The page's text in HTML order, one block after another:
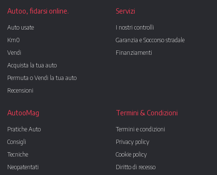
Autoo, fidarsi online.
Auto usate
Km0
Vendi
Acquista la tua auto
Permuta o Vendi la tua auto
Recensioni
Servizi
I nostri controlli
Garanzia e Soccorso stradale
Finanziamenti
AutooMag
Pratiche Auto
Consigli
Tecniche
Neopatentati
Termini & Condizioni
Termini e condizioni
Privacy policy
Cookie policy
Diritto di recesso